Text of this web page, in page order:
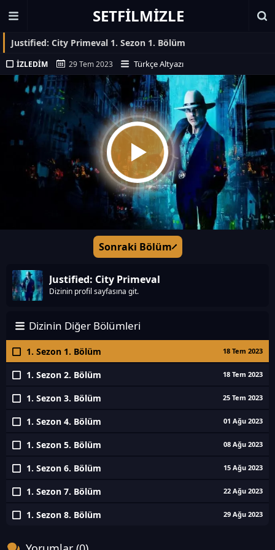
SETFILMIZLE
Justified: City Primeval 1. Sezon 1. Bölüm
İZLEDIM 29 Tem 2023 Türkçe Altyazı
Sonraki Bölüm
Justified: City Primeval
Dizinin profil sayfasına git.
Dizinin Diğer Bölümleri
1. Sezon 1. Bölüm 18 Tem 2023
1. Sezon 2. Bölüm 18 Tem 2023
1. Sezon 3. Bölüm 25 Tem 2023
1. Sezon 4. Bölüm 01 Ağu 2023
1. Sezon 5. Bölüm 08 Ağu 2023
1. Sezon 6. Bölüm 15 Ağu 2023
1. Sezon 7. Bölüm 22 Ağu 2023
1. Sezon 8. Bölüm 29 Ağu 2023